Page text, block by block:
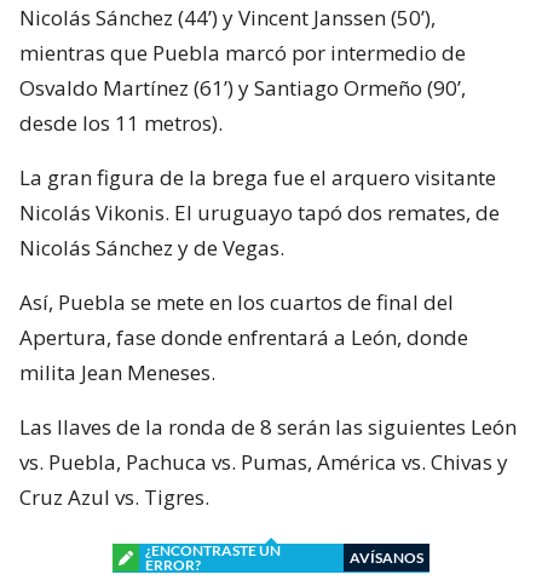
Nicolás Sánchez (44’) y Vincent Janssen (50’),
mientras que Puebla marcó por intermedio de
Osvaldo Martínez (61’) y Santiago Ormeño (90’,
desde los 11 metros).
La gran figura de la brega fue el arquero visitante
Nicolás Vikonis. El uruguayo tapó dos remates, de
Nicolás Sánchez y de Vegas.
Así, Puebla se mete en los cuartos de final del
Apertura, fase donde enfrentará a León, donde
milita Jean Meneses.
Las llaves de la ronda de 8 serán las siguientes León
vs. Puebla, Pachuca vs. Pumas, América vs. Chivas y
Cruz Azul vs. Tigres.
¿ENCONTRASTE UN
ERROR?
AVÍSANOS